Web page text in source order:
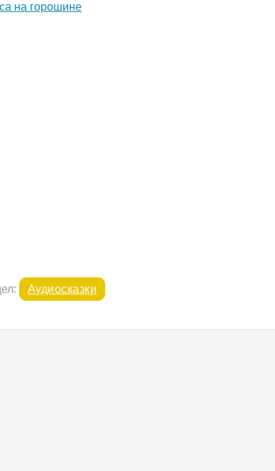
на горошине
Аудиосказки